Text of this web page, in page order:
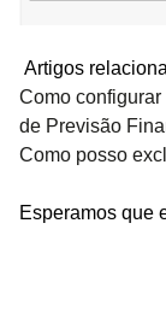
Artigos
Como
de Previsão
Como posso
Esperamos que